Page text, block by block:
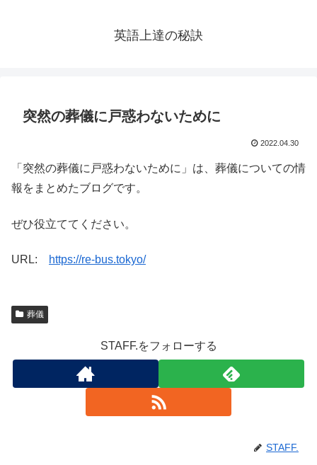
英語上達の秘訣
突然の葬儀に戸惑わないために
2022.04.30
「突然の葬儀に戸惑わないために」は、葬儀についての情
報をまとめたブログです。
ぜひ役立ててください。
URL: https://re-bus.tokyo/
葬儀
STAFF.をフォローする
STAFF.